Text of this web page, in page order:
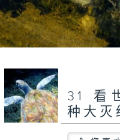
31 看
种大灭